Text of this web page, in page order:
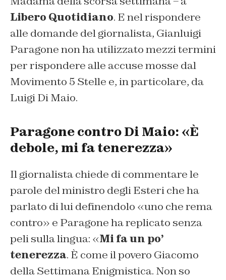
Libero Quotidiano. E nel rispondere
alle domande del giornalista, Gianluigi
Paragone non ha utilizzato mezzi termini
per rispondere alle accuse mosse dal
Movimento 5 Stelle e, in particolare, da
Luigi Di Maio.
Paragone contro Di Maio: «È
debole, mi fa tenerezza»
Il giornalista chiede di commentare le
parole del ministro degli Esteri che ha
parlato di lui definendolo «uno che rema
contro» e Paragone ha replicato senza
peli sulla lingua: «Mi fa un po’
tenerezza. È come il povero Giacomo
della Settimana Enigmistica. Non so